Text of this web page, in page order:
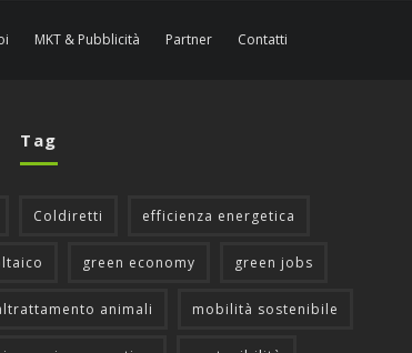
MKT & Pubblicità Partner Contatti
Tag
Coldiretti efficienza energetica
green economy green jobs
animali mobilità sostenibile